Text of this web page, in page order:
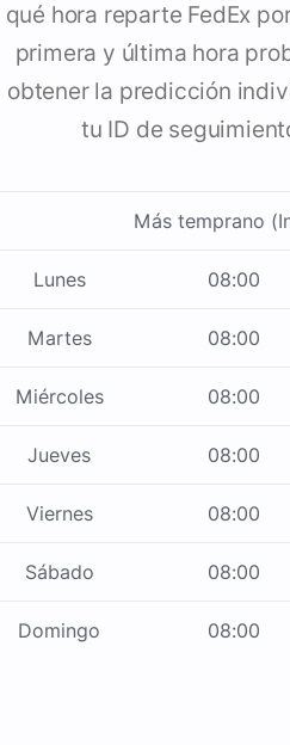
qué hora reparte FedEx
primera y última hora
obtener la predicción
tu ID de
Más temprano
Lunes 08:00
Martes 08:00
Miércoles 08:00
Jueves 08:00
Viernes 08:00
Sábado 08:00
Domingo 08:00